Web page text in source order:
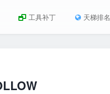
工具补丁 天梯排名